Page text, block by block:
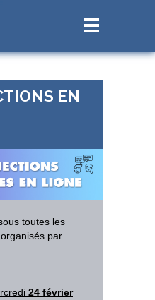
EN
toutes les
organisés par
24 février